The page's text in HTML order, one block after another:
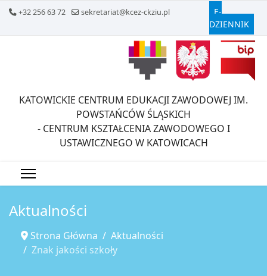
+32 256 63 72 sekretariat@kcez-ckziu.pl
E-
DZIENNIK
KATOWICKIE CENTRUM EDUKACJI ZAWODOWEJ IM.
POWSTAŃCÓW ŚLĄSKICH
- CENTRUM KSZTAŁCENIA ZAWODOWEGO I
USTAWICZNEGO W KATOWICACH
Aktualności
Strona Główna
Aktualności
Znak jakości szkoły